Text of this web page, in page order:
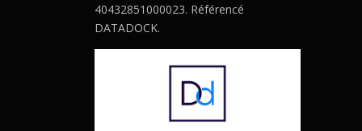
40432851000023. Référencé
DATADOCK.